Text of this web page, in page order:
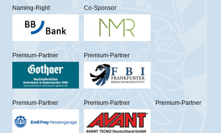
Naming-Right Co-Sponsor
Premium-Partner Premium-Partner
Premium-Partner Premium-Partner Premium-Partner